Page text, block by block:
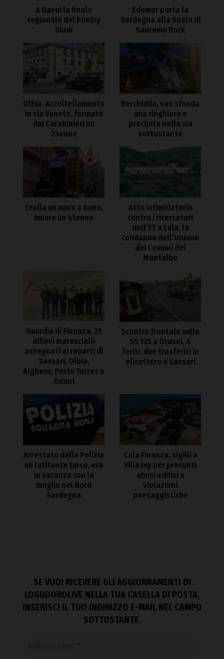
A Gavoi la finale
regionale del Poetry
Slam
Edomor porta la
Sardegna alla finale di
Sanremo Rock
Olbia. Accoltellamento
in via Veneto, fermato
dai Carabinieri un
23enne
Berchidda, van sfonda
una ringhiera e
precipita nella via
sottostante
Crolla un muro a Bono,
muore un 41enne
Atto intimidatorio
contro i ricercatori
dell’ET a Lula, la
condanna dell’Unione
dei Comuni del
Montalbo
Guardia di Finanza, 25
allievi marescialli
assegnati ai reparti di
Sassari, Olbia,
Alghero, Porto Torres e
Ozieri
Scontro frontale sulla
SS 125 a Orosei, 4
feriti: due trasferiti in
elicottero a Sassari
Arrestato dalla Polizia
un latitante turco, era
in vacanza con la
moglie nel Nord
Sardegna
Cala Finanza, sigilli a
Villa Joy per presunti
abusi edilizi e
violazioni
paesaggistiche
SE VUOI RICEVERE GLI AGGIORNAMENTI DI
LOGUDOROLIVE NELLA TUA CASELLA DI POSTA,
INSERISCI IL TUO INDIRIZZO E-MAIL NEL CAMPO
SOTTOSTANTE.